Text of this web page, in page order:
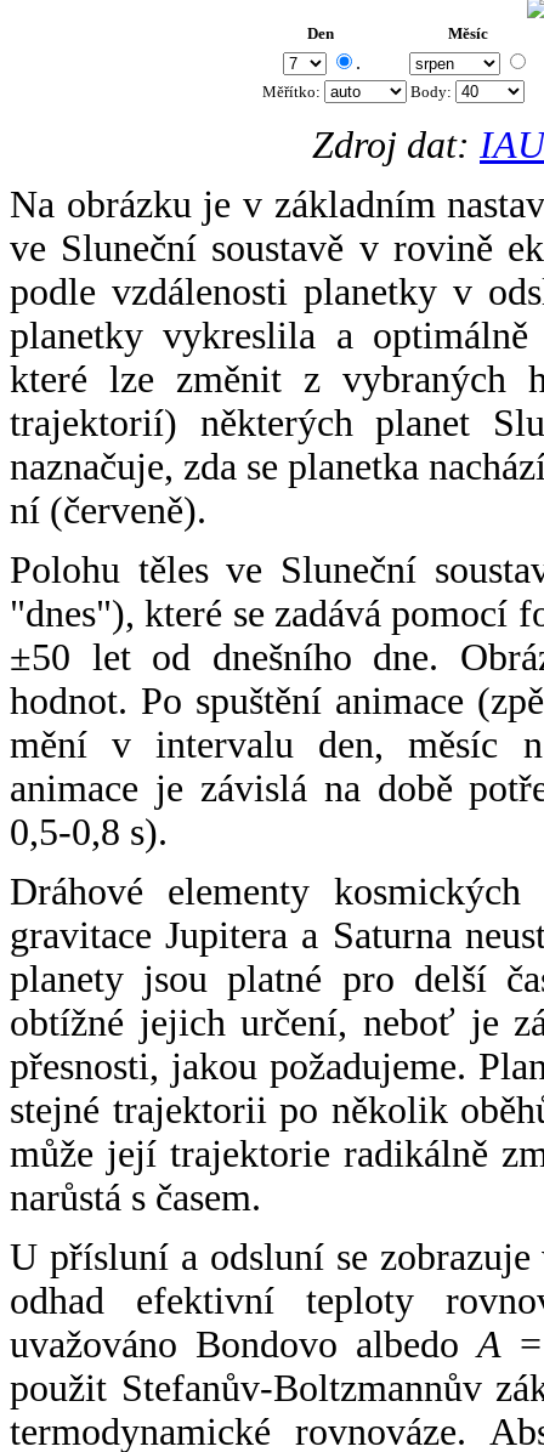
Den Měsíc
.
Měřítko: Body:
Zdroj dat:
Na obrázku je v základním
ve Sluneční soustavě v rovině
podle vzdálenosti planetky v
planetky vykreslila a
které lze změnit z vybraných
trajektorií) některých planet
naznačuje, zda se planetka
ní (červeně).
Polohu těles ve Sluneční
"dnes"), které se zadává pomocí
±50 let od dnešního dne.
hodnot. Po spuštění animace
mění v intervalu den, měsíc
animace je závislá na době
0,5-0,8 s).
Dráhové elementy
gravitace Jupitera a Saturna
planety jsou platné pro delší
obtížné jejich určení, neboť je
přesnosti, jakou požadujeme.
stejné trajektorii po několik
může její trajektorie radikálně
narůstá s časem.
U přísluní a odsluní se
odhad efektivní teploty
uvažováno Bondovo albedoA
použit Stefanův-Boltzmannův
termodynamické rovnováze.